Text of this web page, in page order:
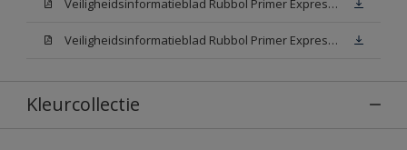
Veiligheidsinformatieblad Rubbol Primer Express W05 (MSDS)
Veiligheidsinformatieblad Rubbol Primer Express N00 (MSDS)
Kleurcollectie